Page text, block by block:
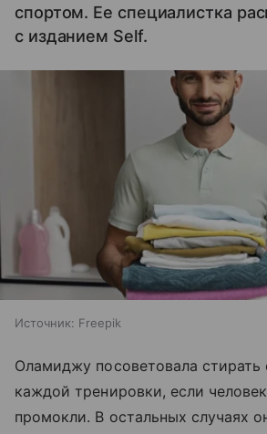
спортом. Ее специалистка
с изданием Self.
Источник: Freepik
Оламиджу посоветовала
каждой тренировки, если
промокли. В остальных случаях